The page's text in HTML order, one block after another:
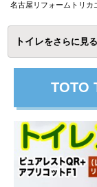
名古屋リフォームトリカ
トイレを
TOTO